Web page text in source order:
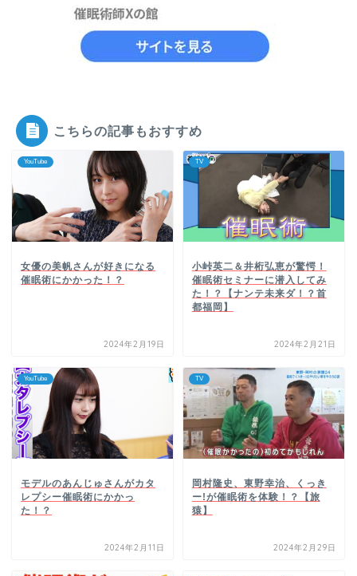
こちらの記事もおすすめ
YouTube
女優の美帆さんが好きになる
催眠術にかかった！？
2024年2月19日
TV
小峠英二＆井桁弘恵が驚愕！
催眠術セミナーに潜入してみ
た！？【ナンテ未来ダ！？首
都福岡】
2024年2月21日
YouTube
モデルのあんじゅさんがカタ
レプシー催眠術にかかっ
た！？
2024年2月11日
TV
岡村隆史、東野幸治、くっき
ー!が催眠術を体験！？【旅
猿】
2024年2月29日